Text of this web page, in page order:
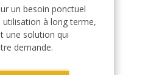
un besoin ponctuel
utilisation à long terme,
une solution qui
demande.